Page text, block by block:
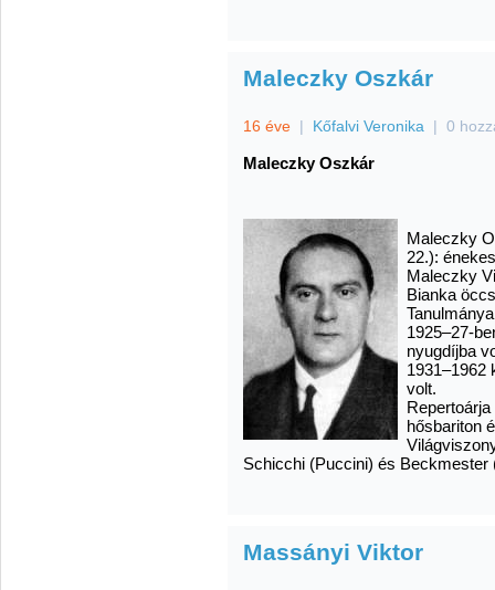
Maleczky Oszkár
16 éve | Kőfalvi Veronika | 0
Maleczky Oszkár
Maleczky
22.):
Maleczky
Bianka
1925–27-
nyugdíjba
1931–1962
volt.
hősbariton
Schicchi (Puccini) és Beckmester
Massányi Viktor